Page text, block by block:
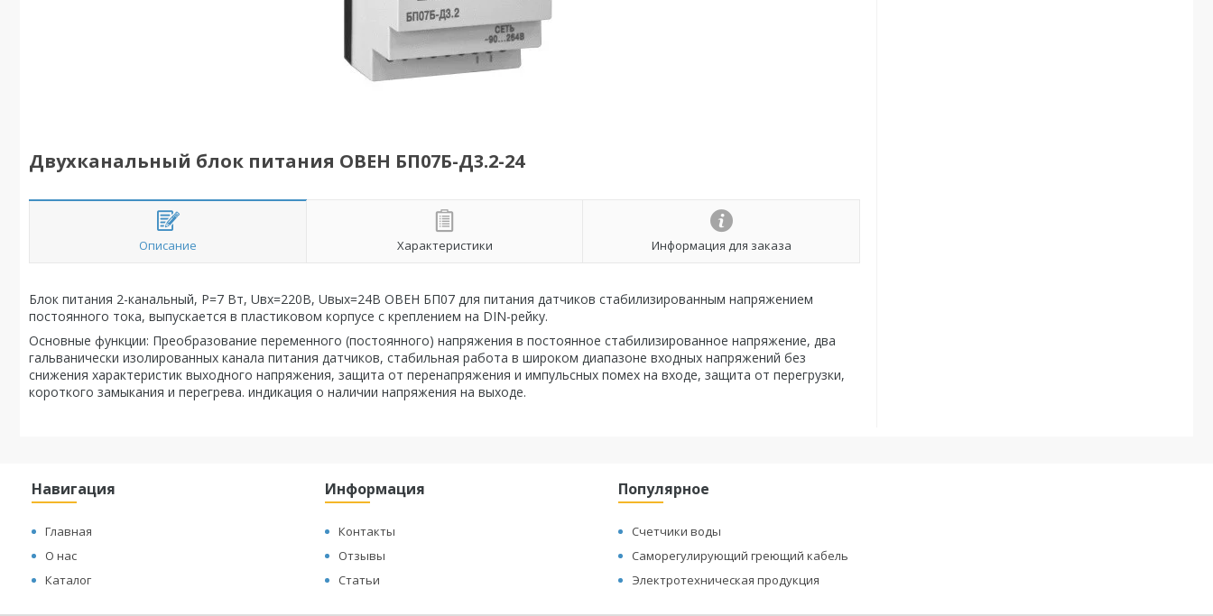
Двухканальный блок питания ОВЕН БП07Б-Д3.2-24
Описание Характеристики Информация для заказа
Блок питания 2-канальный, P=7 Вт, Uвх=220В, Uвых=24В ОВЕН БП07 для питания датчиков стабилизированным напряжением
постоянного тока, выпускается в пластиковом корпусе с креплением на DIN-рейку.
Основные функции: Преобразование переменного (постоянного) напряжения в постоянное стабилизированное напряжение, два
гальванически изолированных канала питания датчиков, стабильная работа в широком диапазоне входных напряжений без
снижения характеристик выходного напряжения, защита от перенапряжения и импульсных помех на входе, защита от перегрузки,
короткого замыкания и перегрева. индикация о наличии напряжения на выходе.
Навигация
Главная
О нас
Каталог
Информация
Контакты
Отзывы
Статьи
Популярное
Счетчики воды
Саморегулирующий греющий кабель
Электротехническая продукция